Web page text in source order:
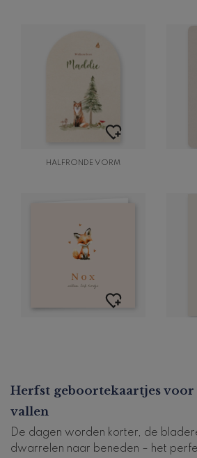
HALFRONDE VORM
Herfst geboortekaartjes voor
vallen
De dagen worden korter, de
dwarrelen naar beneden – het